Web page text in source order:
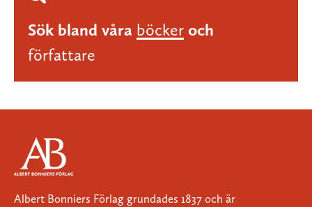
Sök bland våra böcker och
författare
Albert Bonniers Förlag grundades 1837 och är